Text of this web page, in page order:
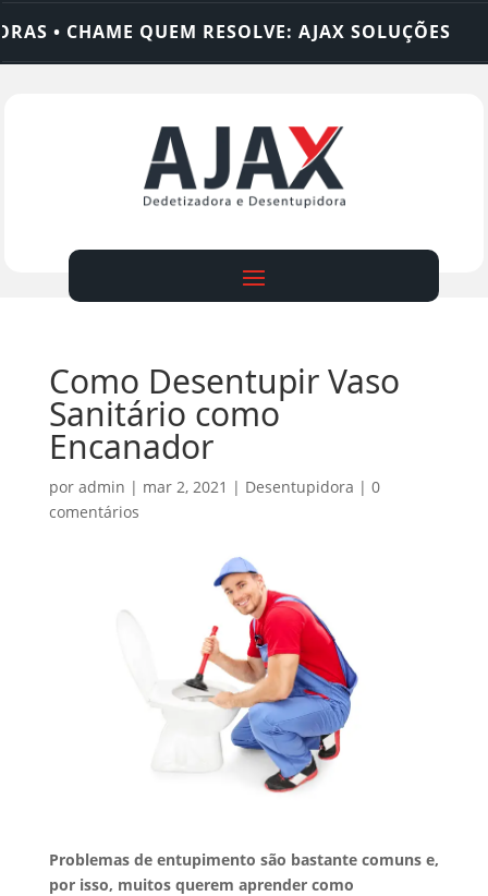
QUEM RESOLVE: AJAX SOLUÇÕES
Como Desentupir Vaso
Sanitário como
Encanador
por admin | mar 2, 2021 | Desentupidora | 0
comentários
Problemas de entupimento são bastante comuns e,
por isso, muitos querem aprender como